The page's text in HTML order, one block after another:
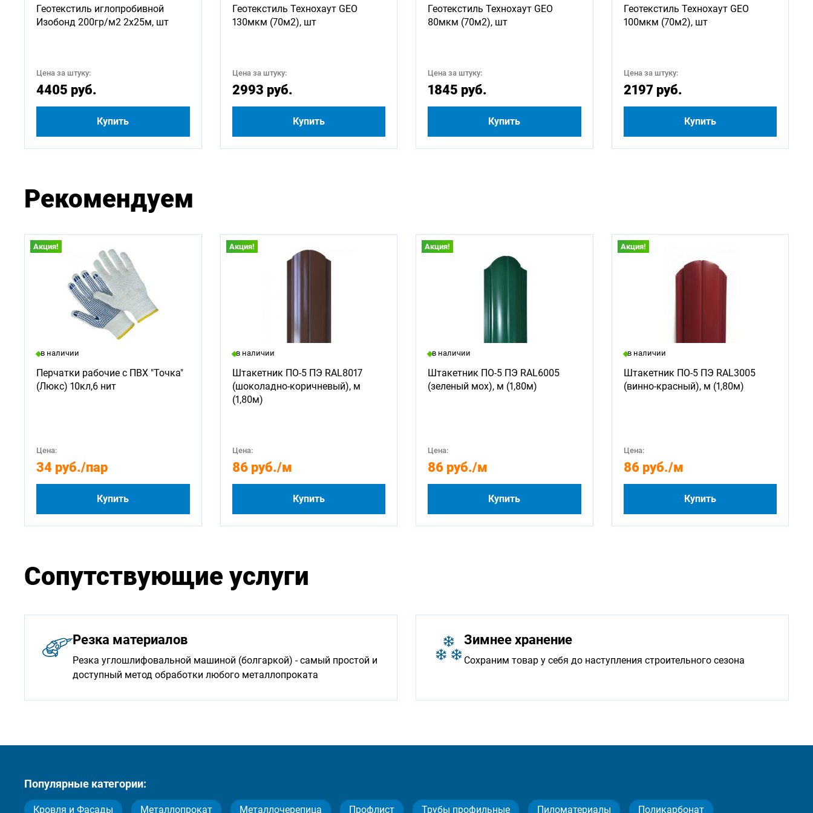
750 1250 1750 1800 2000
4500 4750 5500 5750
Геотекстиль иглопробивной
Изобонд 200гр/м2 2х25м, шт
Цена за штуку:
4405 руб.
Купить
Геотекстиль Технохаут GEO
130мкм (70м2), шт
Цена за штуку:
2993 руб.
Купить
Геотекстиль Технохаут GEO
80мкм (70м2), шт
Цена за штуку:
1845 руб.
Купить
Геотекстиль Технохаут GEO
100мкм (70м2), шт
Цена за штуку:
2197 руб.
Купить
Рекомендуем
Акция!
в наличии
Перчатки рабочие с ПВХ "Точка"
(Люкс) 10кл,6 нит
Цена:
34 руб./пар
Купить
Акция!
в наличии
Штакетник ПО-5 ПЭ RAL8017
(шоколадно-коричневый), м
(1,80м)
Цена:
86 руб./м
Купить
Акция!
в наличии
Штакетник ПО-5 ПЭ RAL6005
(зеленый мох), м (1,80м)
Цена:
86 руб./м
Купить
Акция!
в наличии
Штакетник ПО-5 ПЭ RAL3005
(винно-красный), м (1,80м)
Цена:
86 руб./м
Купить
Сопутствующие услуги
Резка материалов
Резка углошлифовальной машиной (болгаркой) - самый простой и
доступный метод обработки любого металлопроката
Зимнее хранение
Сохраним товар у себя до наступления строительного сезона
Популярные категории:
Кровля и Фасады Металлопрокат Металлочерепица Профлист Трубы профильные Пиломатериалы Поликарбонат